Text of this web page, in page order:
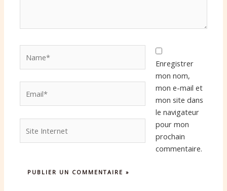
Internet
Enregistrer
mon nom,
mon e-mail et
mon site dans
le navigateur
pour mon
prochain
commentaire.